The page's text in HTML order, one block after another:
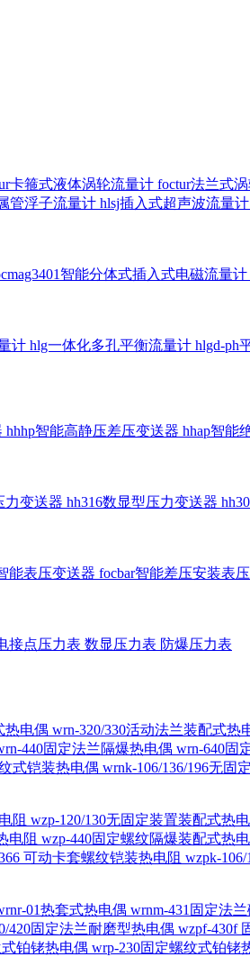
卡箍式液体涡轮流量计 foctur法兰式
管浮子流量计 hlsj插入式超声波流量计
智能分体式插入式电磁流量计
计 hlg一体化多孔平衡流量计 hlgd-ph
hhhp智能高静压差压变送器 hhap智能
力变送器 hh316数显型压力变送器
能表压变送器 focbar智能差压安装表
接点压力表 数显压力表 防爆压力表
热电偶 wrn-320/330活动法兰装配式热
440固定法兰隔爆热电偶 wrn-640固
式铠装热电偶 wrnk-106/136/196无固
阻 wzp-120/130无固定装置装配式热
电阻 wzp-440固定螺纹隔爆装配式热
可动卡套螺纹铠装热电阻 wzpk-
01热套式热电偶 wrnm-431固定法
420固定法兰耐磨型热电偶 wzpf-430f
铂铑热电偶 wrp-230固定螺纹式铂铑